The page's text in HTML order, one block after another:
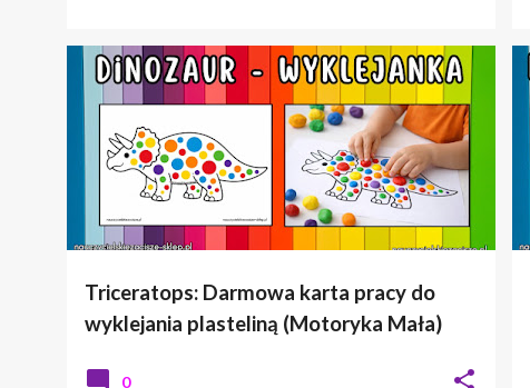
Triceratops: Darmowa karta pracy do
wyklejania plasteliną (Motoryka Mała)
DINOZAURY WYKLEJANKI
0